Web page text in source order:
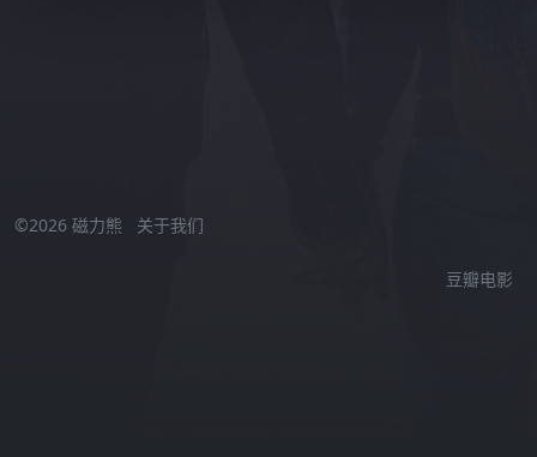
©2026 磁力熊 关于我们
豆瓣电影